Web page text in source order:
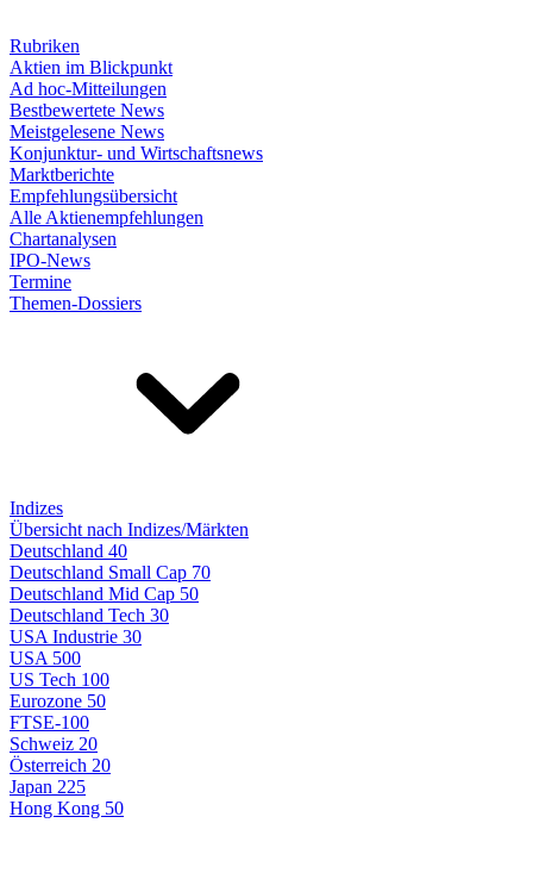
Rubriken
Aktien im Blickpunkt
Ad hoc-Mitteilungen
Bestbewertete News
Meistgelesene News
Konjunktur- und Wirtschaftsnews
Marktberichte
Empfehlungsübersicht
Alle Aktienempfehlungen
Chartanalysen
IPO-News
Termine
Themen-Dossiers
Indizes
Übersicht nach Indizes/Märkten
Deutschland 40
Deutschland Small Cap 70
Deutschland Mid Cap 50
Deutschland Tech 30
USA Industrie 30
USA 500
US Tech 100
Eurozone 50
FTSE-100
Schweiz 20
Österreich 20
Japan 225
Hong Kong 50